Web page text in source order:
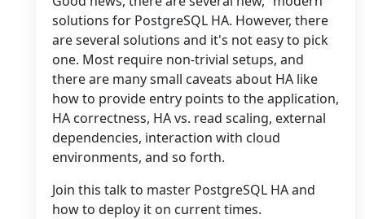
solutions for PostgreSQL HA. However, there
are several solutions and it's not easy to pick
one. Most require non-trivial setups, and
there are many small caveats about HA like
how to provide entry points to the application,
HA correctness, HA vs. read scaling, external
dependencies, interaction with cloud
environments, and so forth.
Join this talk to master PostgreSQL HA and
how to deploy it on current times.